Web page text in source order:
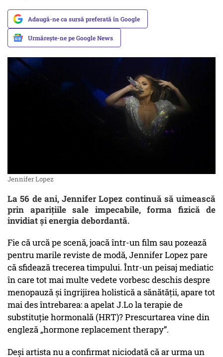
Adaugă-ne ca sursă preferată în Google
Urmărește-ne pe Google News
Jennifer Lopez
La 56 de ani, Jennifer Lopez continuă să uimească
prin aparițiile sale impecabile, forma fizică de
invidiat și energia debordantă.
Fie că urcă pe scenă, joacă într-un film sau pozează
pentru marile reviste de modă, Jennifer Lopez pare
că sfidează trecerea timpului. Într-un peisaj mediatic
în care tot mai multe vedete vorbesc deschis despre
menopauză și îngrijirea holistică a sănătății, apare tot
mai des întrebarea: a apelat J.Lo la terapie de
substituție hormonală (HRT)? Prescurtarea vine din
engleză „hormone replacement therapy”.
Deși artista nu a confirmat niciodată că ar urma un